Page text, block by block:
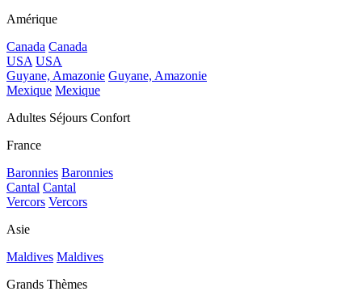
Amérique
Canada Canada
USA USA
Guyane, Amazonie Guyane, Amazonie
Mexique Mexique
Adultes Séjours Confort
France
Baronnies Baronnies
Cantal Cantal
Vercors Vercors
Asie
Maldives Maldives
Grands Thèmes